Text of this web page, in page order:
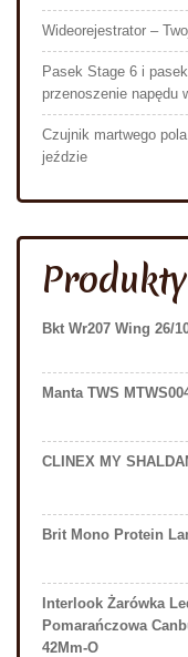
Wideorejestrator –
Pasek Stage 6 i
przenoszenie napędu
Czujnik martwego
jeździe
Produkty
Bkt Wr207 Wing 26/
Manta TWS
CLINEX MY
Brit Mono Protein
Interlook Żarówka
Pomarańczowa
42Mm-O